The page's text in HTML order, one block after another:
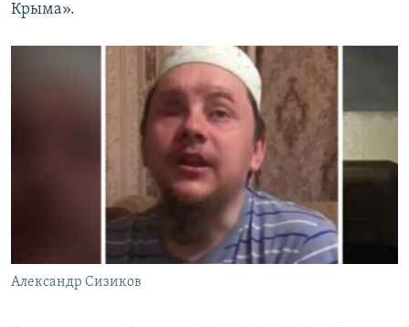
Крыма».
Александр Сизиков